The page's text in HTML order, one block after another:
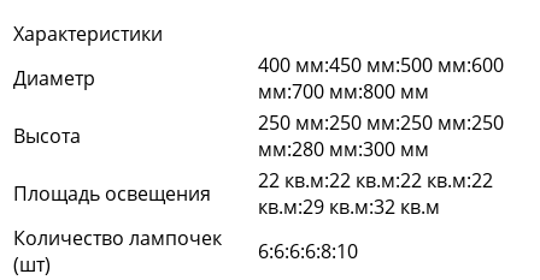
Характеристики
Диаметр
400 мм:450 мм:500 мм:600
мм:700 мм:800 мм
Высота
250 мм:250 мм:250 мм:250
мм:280 мм:300 мм
Площадь освещения
22 кв.м:22 кв.м:22 кв.м:22
кв.м:29 кв.м:32 кв.м
Количество лампочек
(шт)
6:6:6:6:8:10